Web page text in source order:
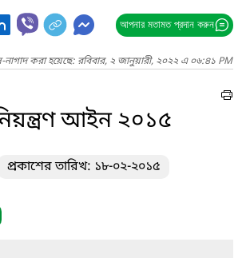
আপনার মতামত প্রদান করুন
নাগাদ করা হয়েছে: রবিবার, ২ জানুয়ারী, ২০২২ এ ০৬:৪১ PM
আইন ২০১৫
প্রকাশের তারিখ: ১৮-০২-২০১৫